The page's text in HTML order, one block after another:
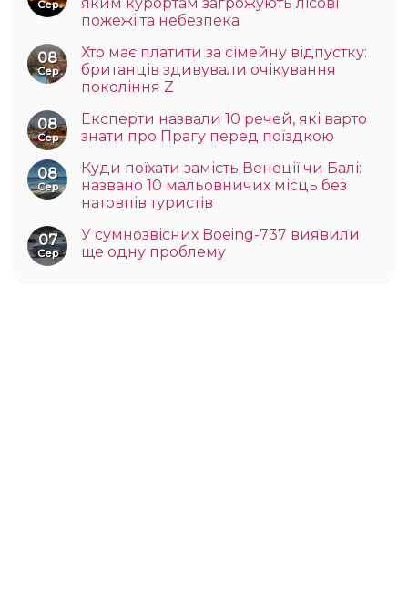
Сер
пожежі та небезпека
08
Сер
Хто має платити за сімейну відпустку:
британців здивували очікування
покоління Z
08
Сер
Експерти назвали 10 речей, які варто
знати про Прагу перед поїздкою
08
Сер
Куди поїхати замість Венеції чи Балі:
названо 10 мальовничих місць без
натовпів туристів
07
Сер
У сумнозвісних Boeing-737 виявили
ще одну проблему